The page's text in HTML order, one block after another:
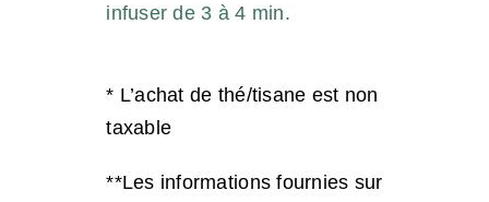
infuser de 3 à 4 min.
* L’achat de thé/tisane est non
taxable
**Les informations fournies sur